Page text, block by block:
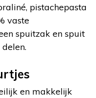
pistachepasta
vaste
spuitzak en spuit
en makkelijk